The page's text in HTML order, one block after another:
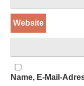
Website
Name, E-Mail-